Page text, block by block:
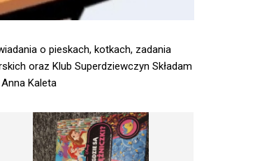
o pieskach, kotkach, zadania
oraz Klub Superdziewczyn Składam
Kaleta